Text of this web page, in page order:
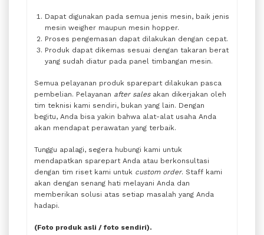
Dapat digunakan pada semua jenis mesin, baik jenis
mesin weigher maupun mesin hopper.
Proses pengemasan dapat dilakukan dengan cepat.
Produk dapat dikemas sesuai dengan takaran berat
yang sudah diatur pada panel timbangan mesin.
Semua pelayanan produk sparepart dilakukan pasca
pembelian. Pelayanan after sales akan dikerjakan oleh
tim teknisi kami sendiri, bukan yang lain. Dengan
begitu, Anda bisa yakin bahwa alat-alat usaha Anda
akan mendapat perawatan yang terbaik.
Tunggu apalagi, segera hubungi kami untuk
mendapatkan sparepart Anda atau berkonsultasi
dengan tim riset kami untuk custom order. Staff kami
akan dengan senang hati melayani Anda dan
memberikan solusi atas setiap masalah yang Anda
hadapi.
(Foto produk asli / foto sendiri).